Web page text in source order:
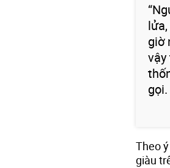
giờ
vậy
gọi.
Theo
giàu